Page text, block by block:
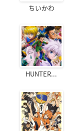
ちいかわ
HUNTER...